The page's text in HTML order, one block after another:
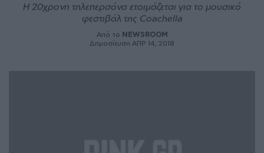
Η 20χρονη τηλεπερσόνα ετοιμάζεται για το μουσικό
φεστιβάλ της Coachella
Από το NEWSROOM
Δημοσίευση ΑΠΡ 14, 2018